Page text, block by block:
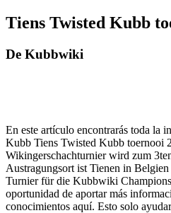
Tiens Twisted Kubb
De Kubbwiki
En este artículo encontrarás toda la
Kubb Tiens Twisted Kubb toernooi
Wikingerschachturnier wird zum
Austragungsort ist Tienen in
Turnier für die Kubbwiki
oportunidad de aportar más
conocimientos aquí. Esto solo